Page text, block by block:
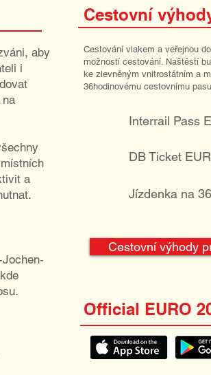
aby
i
a
Cestovní
Cestování vlakem a veřejnou
možností cestování. Naštěstí
ke zlevněným vnitrostátním a
36hodinovému cestovnímu
Interrail Pass
DB Ticket
Jízdenka na
Cestovní výhody
Official EURO